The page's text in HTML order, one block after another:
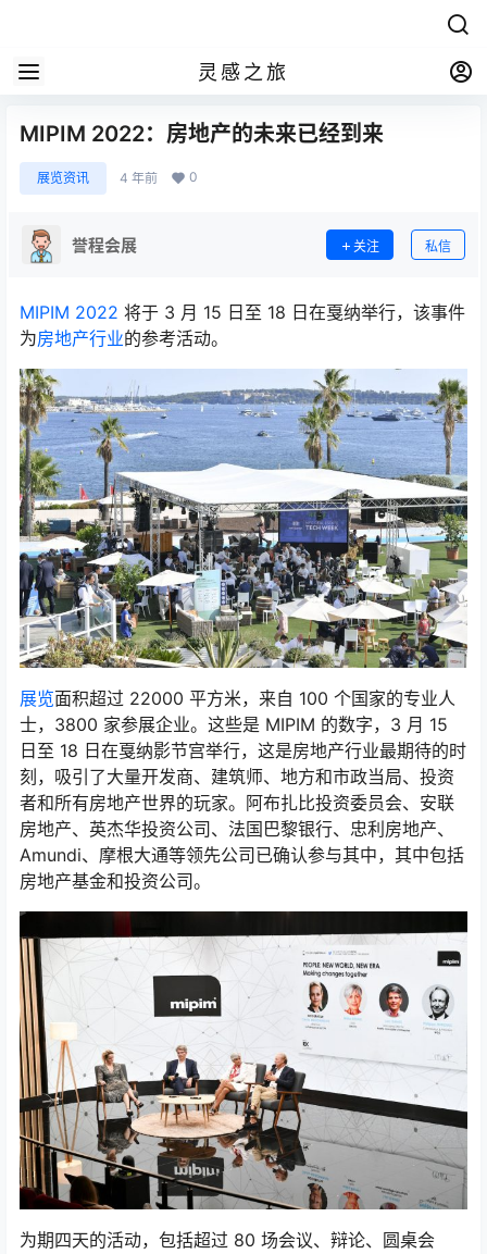
灵感之旅
MIPIM 2022：房地产的未来已经到来
展览资讯 4 年前 0
誉程会展 关注 私信
MIPIM 2022 将于 3 月 15 日至 18 日在戛纳举行，该事件
为房地产行业的参考活动。
展览面积超过 22000 平方米，来自 100 个国家的专业人
士，3800 家参展企业。这些是 MIPIM 的数字，3 月 15
日至 18 日在戛纳影节宫举行，这是房地产行业最期待的时
刻，吸引了大量开发商、建筑师、地方和市政当局、投资
者和所有房地产世界的玩家。阿布扎比投资委员会、安联
房地产、英杰华投资公司、法国巴黎银行、忠利房地产、
Amundi、摩根大通等领先公司已确认参与其中，其中包括
房地产基金和投资公司。
为期四天的活动，包括超过 80 场会议、辩论、圆桌会